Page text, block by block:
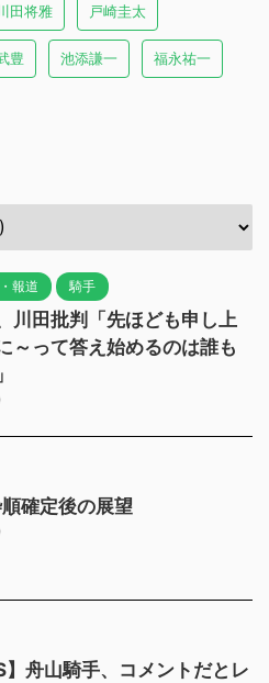
田将雅 戸崎圭太
豊 池添謙一 福永祐一
報道 騎手
川田批判「先ほども申し上
～って答え始めるのは誰も
確定後の展望
】舟山騎手、コメントだとレ